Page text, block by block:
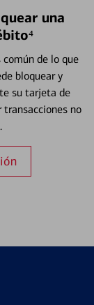
una
de lo que
bloquear y
su tarjeta de
transacciones no